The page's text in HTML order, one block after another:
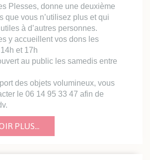
Plesses, donne une deuxième
que vous n’utilisez plus et qui
à d’autres personnes.
y accueillent vos dons les
et 17h
au public les samedis entre
des objets volumineux, vous
le 06 14 95 33 47 afin de
PLUS...